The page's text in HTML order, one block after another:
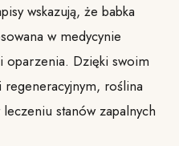
wskazują, że babka
w medycynie
oparzenia. Dzięki swoim
regeneracyjnym, roślina
leczeniu stanów zapalnych